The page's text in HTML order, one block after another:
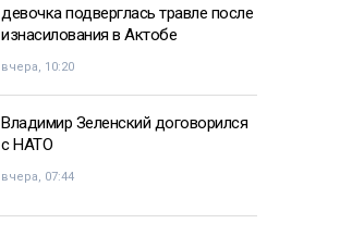
девочка подверглась травле после
изнасилования в Актобе
вчера, 10:20
Владимир Зеленский договорился
с НАТО
вчера, 07:44